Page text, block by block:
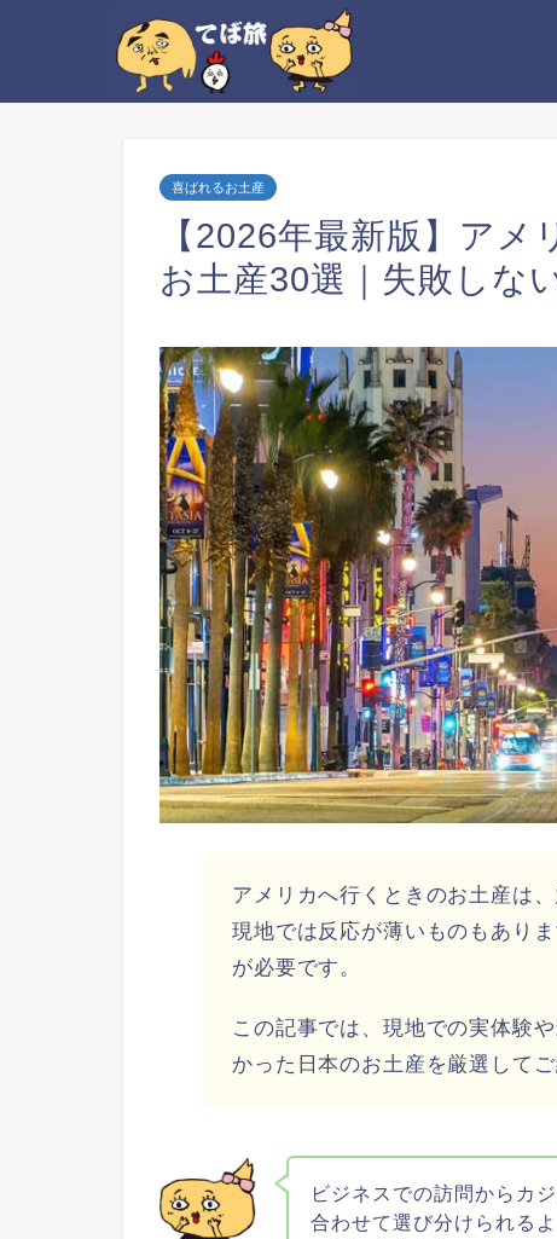
喜ばれるお土産
【2026年最新版】ア
お土産30選｜失敗しな
アメリカへ行くときのお土産は
現地では反応が薄いものもあり
が必要です。
この記事では、現地での実体験
かった日本のお土産を厳選してご
ビジネスでの訪問からカ
合わせて選び分けられる